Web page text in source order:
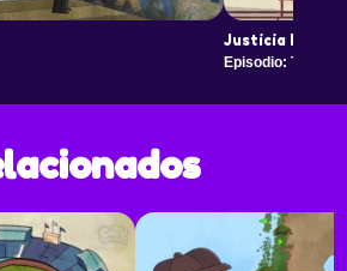
Justicia
Episodio: T1E8